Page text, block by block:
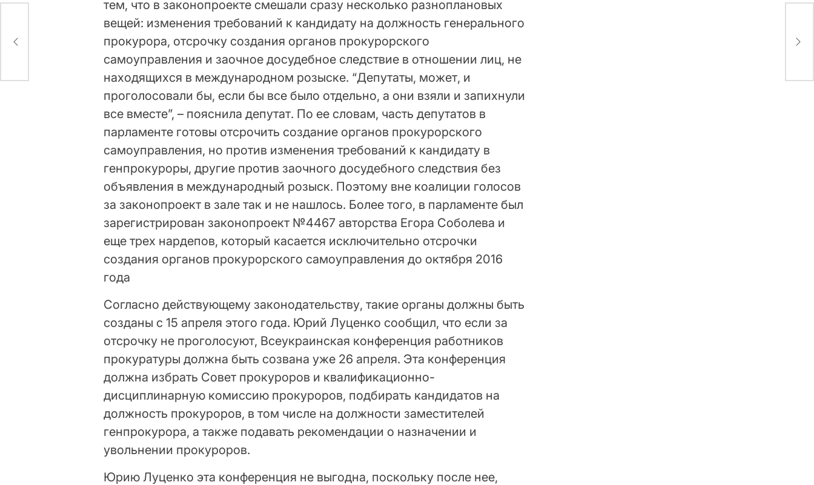
тем, что в законопроекте смешали сразу несколько разноплановых
вещей: изменения требований к кандидату на должность генерального
прокурора, отсрочку создания органов прокурорского
самоуправления и заочное досудебное следствие в отношении лиц, не
находящихся в международном розыске. “Депутаты, может, и
проголосовали бы, если бы все было отдельно, а они взяли и запихнули
все вместе”, – пояснила депутат. По ее словам, часть депутатов в
парламенте готовы отсрочить создание органов прокурорского
самоуправления, но против изменения требований к кандидату в
генпрокуроры, другие против заочного досудебного следствия без
объявления в международный розыск. Поэтому вне коалиции голосов
за законопроект в зале так и не нашлось. Более того, в парламенте был
зарегистрирован законопроект №4467 авторства Егора Соболева и
еще трех нардепов, который касается исключительно отсрочки
создания органов прокурорского самоуправления до октября 2016
года
Согласно действующему законодательству, такие органы должны быть
созданы с 15 апреля этого года. Юрий Луценко сообщил, что если за
отсрочку не проголосуют, Всеукраинская конференция работников
прокуратуры должна быть созвана уже 26 апреля. Эта конференция
должна избрать Совет прокуроров и квалификационно-
дисциплинарную комиссию прокуроров, подбирать кандидатов на
должность прокуроров, в том числе на должности заместителей
генпрокурора, а также подавать рекомендации о назначении и
увольнении прокуроров.
Юрию Луценко эта конференция не выгодна, поскольку после нее,